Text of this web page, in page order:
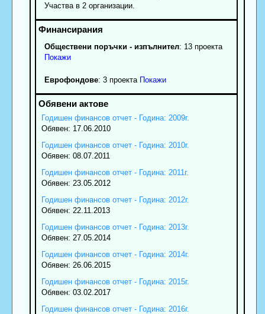
Участва в 2 организации.
Обществени поръчки - изпълнител: 13 проекта
Покажи
Еврофондове: 3 проекта Покажи
Годишен финансов отчет - Година: 2009г.
Обявен: 17.06.2010
Годишен финансов отчет - Година: 2010г.
Обявен: 08.07.2011
Годишен финансов отчет - Година: 2011г.
Обявен: 23.05.2012
Годишен финансов отчет - Година: 2012г.
Обявен: 22.11.2013
Годишен финансов отчет - Година: 2013г.
Обявен: 27.05.2014
Годишен финансов отчет - Година: 2014г.
Обявен: 26.06.2015
Годишен финансов отчет - Година: 2015г.
Обявен: 03.02.2017
Годишен финансов отчет - Година: 2016г.